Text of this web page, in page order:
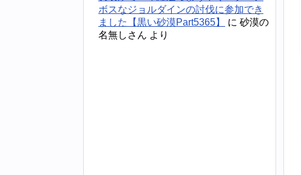
ボスなジョルダインの討伐に参加でき
ました【黒い砂漠Part5365】
に 砂漠の
名無しさん より